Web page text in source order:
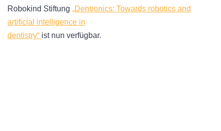
Robokind Stiftung „Dentronics: Towards robotics and
artificial intelligence in
dentistry“ ist nun verfügbar.